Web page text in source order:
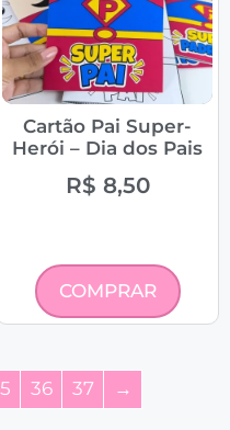
Cartão Pai Super-
Herói – Dia dos Pais
R$ 8,50
COMPRAR
36 37 →